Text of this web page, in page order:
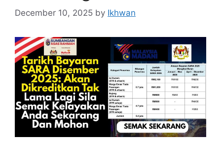
December 10, 2025 by Ikhwan